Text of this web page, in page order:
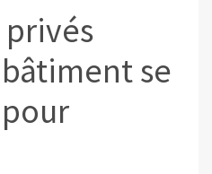
privés
se